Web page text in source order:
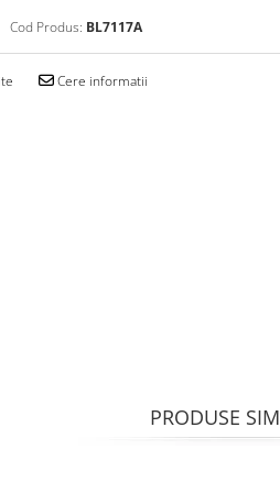
Cod Produs: BL7117A
Cere informatii
PRODUSE